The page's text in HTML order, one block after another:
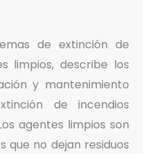
de extinción de
limpios, describe los
y mantenimiento
de incendios
agentes limpios son
que no dejan residuos